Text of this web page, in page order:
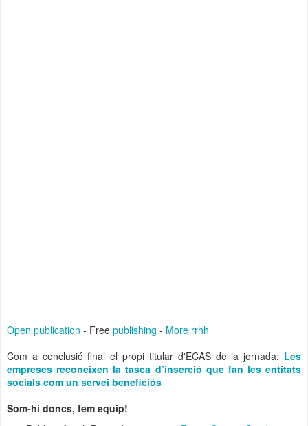
Open publication - Free publishing - More rrhh
Com a conclusió final el propi titular d'ECAS de la jornada: Les
empreses reconeixen la tasca d’inserció que fan les entitats
socials com un servei beneficiós
Som-hi doncs, fem equip!